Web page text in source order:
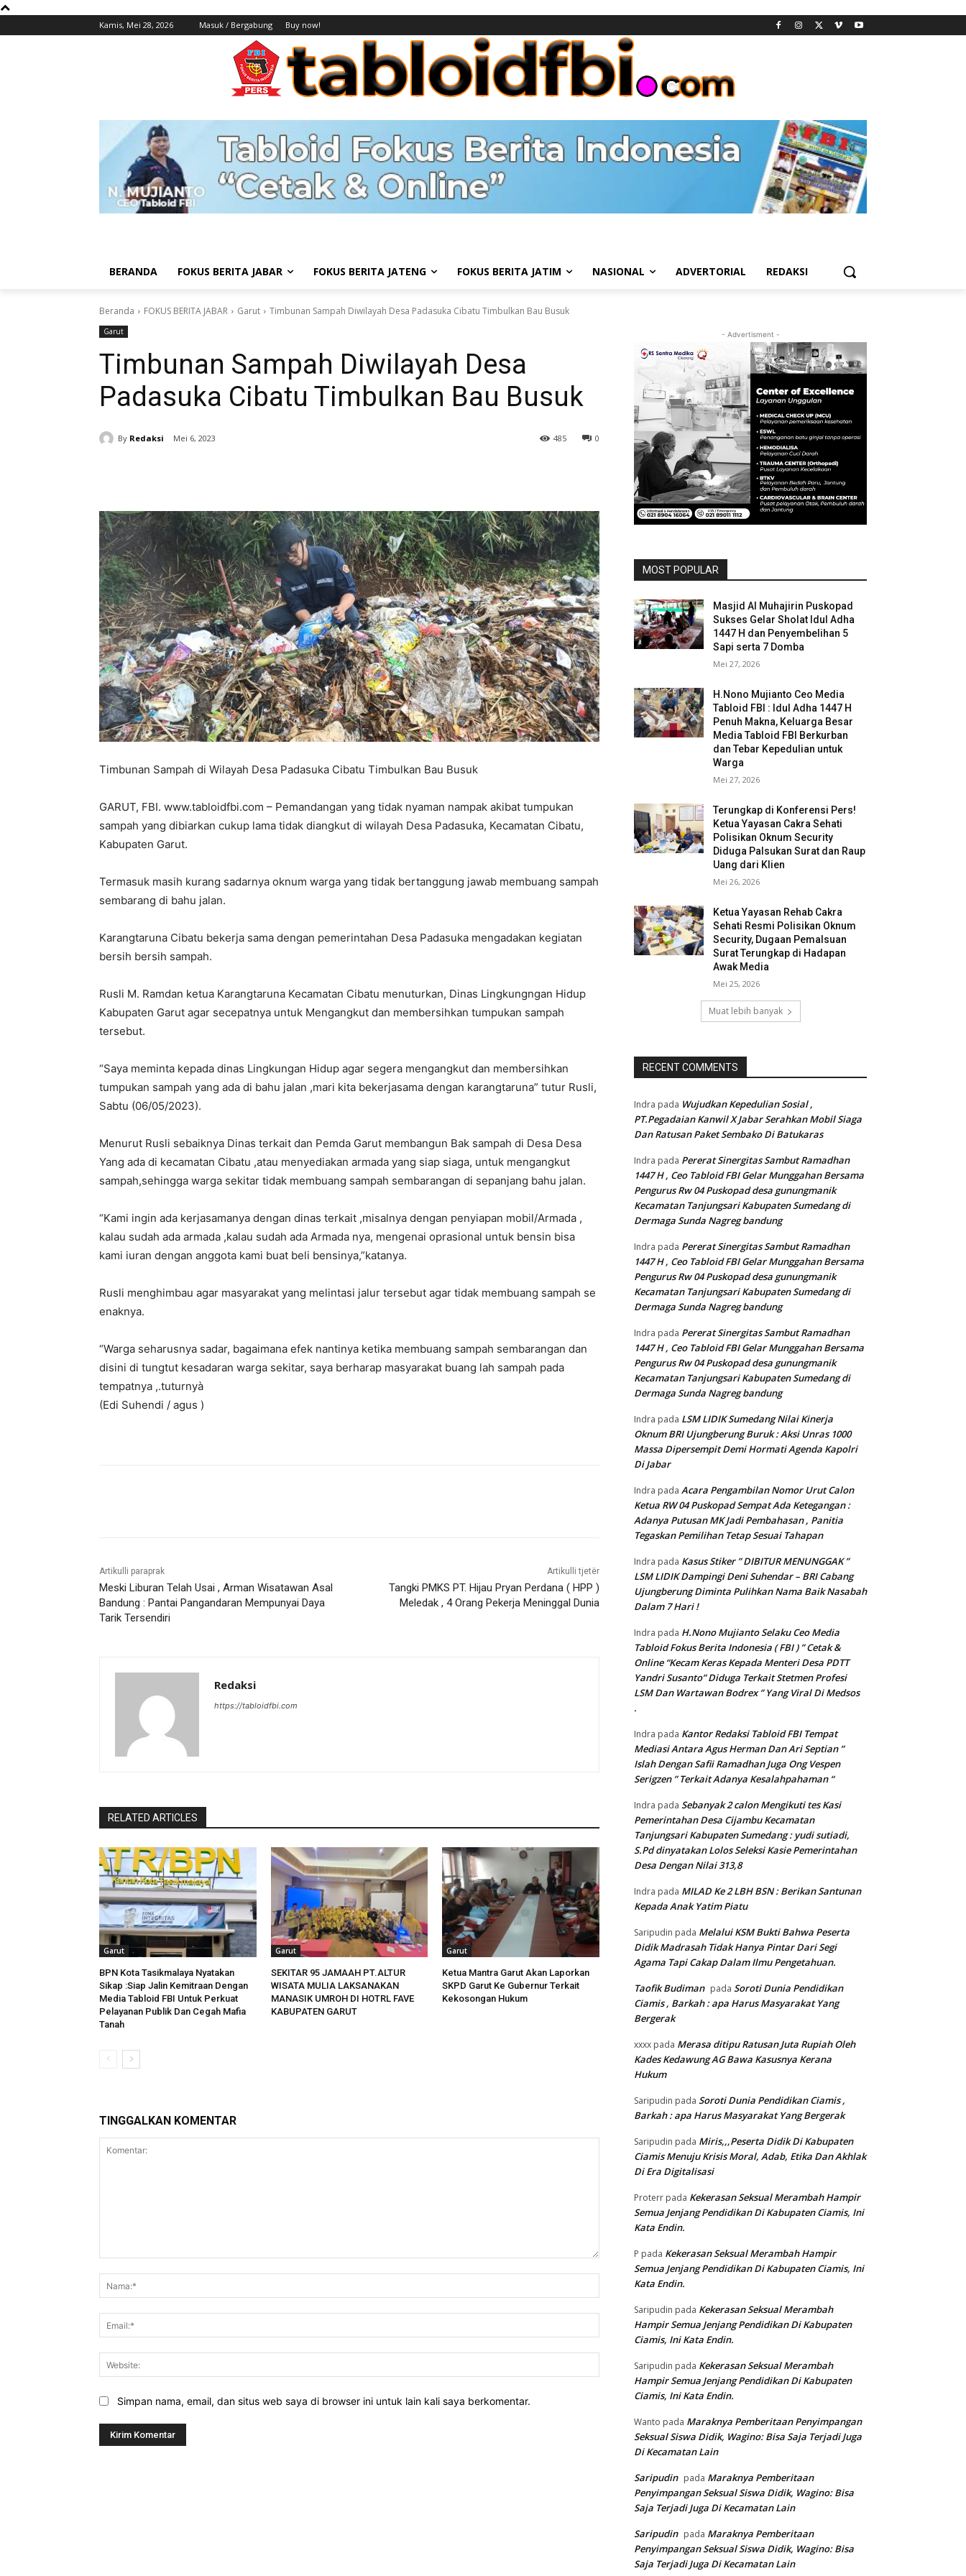
Kamis, Mei 28, 2026 Masuk / Bergabung Buy now!
BERANDA FOKUS BERITA JABAR FOKUS BERITA JATENG FOKUS BERITA JATIM NASIONAL ADVERTORIAL REDAKSI
Beranda FOKUS BERITA JABAR Garut Timbunan Sampah Diwilayah Desa Padasuka Cibatu Timbulkan Bau Busuk
Garut
Timbunan Sampah Diwilayah Desa
Padasuka Cibatu Timbulkan Bau Busuk
By Redaksi Mei 6, 2023 0
485
Timbunan Sampah di Wilayah Desa Padasuka Cibatu Timbulkan Bau Busuk
GARUT, FBI. www.tabloidfbi.com – Pemandangan yang tidak nyaman nampak akibat tumpukan
sampah yang dibiarkan cukup lama tidak diangkut di wilayah Desa Padasuka, Kecamatan Cibatu,
Kabupaten Garut.
Termasuk masih kurang sadarnya oknum warga yang tidak bertanggung jawab membuang sampah
sembarang di bahu jalan.
Karangtaruna Cibatu bekerja sama dengan pemerintahan Desa Padasuka mengadakan kegiatan
bersih bersih sampah.
Rusli M. Ramdan ketua Karangtaruna Kecamatan Cibatu menuturkan, Dinas Lingkungngan Hidup
Kabupaten Garut agar secepatnya untuk Mengangkut dan membersihkan tumpukan sampah
tersebut.
“Saya meminta kepada dinas Lingkungan Hidup agar segera mengangkut dan membersihkan
tumpukan sampah yang ada di bahu jalan ,mari kita bekerjasama dengan karangtaruna” tutur Rusli,
Sabtu (06/05/2023).
Menurut Rusli sebaiknya Dinas terkait dan Pemda Garut membangun Bak sampah di Desa Desa
Yang ada di kecamatan Cibatu ,atau menyediakan armada yang siap siaga, untuk mengangkut
sampah,sehingga warga sekitar tidak membuang sampah sembarangan di sepanjang bahu jalan.
“Kami ingin ada kerjasamanya dengan dinas terkait ,misalnya dengan penyiapan mobil/Armada ,
kalau sudah ada armada ,kalau sudah ada Armada nya, mengenai oprasional untuk bensin bisa
kami iuran dengan anggota kami buat beli bensinya,”katanya.
Rusli menghimbau agar masyarakat yang melintasi jalur tersebut agar tidak membuang sampah se
enaknya.
“Warga seharusnya sadar, bagaimana efek nantinya ketika membuang sampah sembarangan dan
disini di tungtut kesadaran warga sekitar, saya berharap masyarakat buang lah sampah pada
tempatnya ,.tuturnyà
(Edi Suhendi / agus )
Artikulli paraprak
Meski Liburan Telah Usai , Arman Wisatawan Asal
Bandung : Pantai Pangandaran Mempunyai Daya
Tarik Tersendiri
Artikulli tjetër
Tangki PMKS PT. Hijau Pryan Perdana ( HPP )
Meledak , 4 Orang Pekerja Meninggal Dunia
Redaksi
https://tabloidfbi.com
RELATED ARTICLES
Garut
BPN Kota Tasikmalaya Nyatakan
Sikap :Siap Jalin Kemitraan Dengan
Media Tabloid FBI Untuk Perkuat
Pelayanan Publik Dan Cegah Mafia
Tanah
Garut
SEKITAR 95 JAMAAH PT.ALTUR
WISATA MULIA LAKSANAKAN
MANASIK UMROH DI HOTRL FAVE
KABUPATEN GARUT
Garut
Ketua Mantra Garut Akan Laporkan
SKPD Garut Ke Gubernur Terkait
Kekosongan Hukum
TINGGALKAN KOMENTAR
Simpan nama, email, dan situs web saya di browser ini untuk lain kali saya berkomentar.
- Advertisment -
MOST POPULAR
Masjid Al Muhajirin Puskopad
Sukses Gelar Sholat Idul Adha
1447 H dan Penyembelihan 5
Sapi serta 7 Domba
Mei 27, 2026
H.Nono Mujianto Ceo Media
Tabloid FBI : Idul Adha 1447 H
Penuh Makna, Keluarga Besar
Media Tabloid FBI Berkurban
dan Tebar Kepedulian untuk
Warga
Mei 27, 2026
Terungkap di Konferensi Pers!
Ketua Yayasan Cakra Sehati
Polisikan Oknum Security
Diduga Palsukan Surat dan Raup
Uang dari Klien
Mei 26, 2026
Ketua Yayasan Rehab Cakra
Sehati Resmi Polisikan Oknum
Security, Dugaan Pemalsuan
Surat Terungkap di Hadapan
Awak Media
Mei 25, 2026
Muat lebih banyak
RECENT COMMENTS
Indra pada Wujudkan Kepedulian Sosial ,
PT.Pegadaian Kanwil X Jabar Serahkan Mobil Siaga
Dan Ratusan Paket Sembako Di Batukaras
Indra pada Pererat Sinergitas Sambut Ramadhan
1447 H , Ceo Tabloid FBI Gelar Munggahan Bersama
Pengurus Rw 04 Puskopad desa gunungmanik
Kecamatan Tanjungsari Kabupaten Sumedang di
Dermaga Sunda Nagreg bandung
Indra pada Pererat Sinergitas Sambut Ramadhan
1447 H , Ceo Tabloid FBI Gelar Munggahan Bersama
Pengurus Rw 04 Puskopad desa gunungmanik
Kecamatan Tanjungsari Kabupaten Sumedang di
Dermaga Sunda Nagreg bandung
Indra pada Pererat Sinergitas Sambut Ramadhan
1447 H , Ceo Tabloid FBI Gelar Munggahan Bersama
Pengurus Rw 04 Puskopad desa gunungmanik
Kecamatan Tanjungsari Kabupaten Sumedang di
Dermaga Sunda Nagreg bandung
Indra pada LSM LIDIK Sumedang Nilai Kinerja
Oknum BRI Ujungberung Buruk : Aksi Unras 1000
Massa Dipersempit Demi Hormati Agenda Kapolri
Di Jabar
Indra pada Acara Pengambilan Nomor Urut Calon
Ketua RW 04 Puskopad Sempat Ada Ketegangan :
Adanya Putusan MK Jadi Pembahasan , Panitia
Tegaskan Pemilihan Tetap Sesuai Tahapan
Indra pada Kasus Stiker ” DIBITUR MENUNGGAK ”
LSM LIDIK Dampingi Deni Suhendar – BRI Cabang
Ujungberung Diminta Pulihkan Nama Baik Nasabah
Dalam 7 Hari !
Indra pada H.Nono Mujianto Selaku Ceo Media
Tabloid Fokus Berita Indonesia ( FBI ) ” Cetak &
Online “Kecam Keras Kepada Menteri Desa PDTT
Yandri Susanto” Diduga Terkait Stetmen Profesi
LSM Dan Wartawan Bodrex ” Yang Viral Di Medsos
.
Indra pada Kantor Redaksi Tabloid FBI Tempat
Mediasi Antara Agus Herman Dan Ari Septian ”
Islah Dengan Safii Ramadhan Juga Ong Vespen
Serigzen ” Terkait Adanya Kesalahpahaman “
Indra pada Sebanyak 2 calon Mengikuti tes Kasi
Pemerintahan Desa Cijambu Kecamatan
Tanjungsari Kabupaten Sumedang : yudi sutiadi,
S.Pd dinyatakan Lolos Seleksi Kasie Pemerintahan
Desa Dengan Nilai 313,8
Indra pada MILAD Ke 2 LBH BSN : Berikan Santunan
Kepada Anak Yatim Piatu
Saripudin pada Melalui KSM Bukti Bahwa Peserta
Didik Madrasah Tidak Hanya Pintar Dari Segi
Agama Tapi Cakap Dalam Ilmu Pengetahuan.
Taofik Budiman pada Soroti Dunia Pendidikan
Ciamis , Barkah : apa Harus Masyarakat Yang
Bergerak
xxxx pada Merasa ditipu Ratusan Juta Rupiah Oleh
Kades Kedawung AG Bawa Kasusnya Kerana
Hukum
Saripudin pada Soroti Dunia Pendidikan Ciamis ,
Barkah : apa Harus Masyarakat Yang Bergerak
Saripudin pada Miris,,,Peserta Didik Di Kabupaten
Ciamis Menuju Krisis Moral, Adab, Etika Dan Akhlak
Di Era Digitalisasi
Proterr pada Kekerasan Seksual Merambah Hampir
Semua Jenjang Pendidikan Di Kabupaten Ciamis, Ini
Kata Endin.
P pada Kekerasan Seksual Merambah Hampir
Semua Jenjang Pendidikan Di Kabupaten Ciamis, Ini
Kata Endin.
Saripudin pada Kekerasan Seksual Merambah
Hampir Semua Jenjang Pendidikan Di Kabupaten
Ciamis, Ini Kata Endin.
Saripudin pada Kekerasan Seksual Merambah
Hampir Semua Jenjang Pendidikan Di Kabupaten
Ciamis, Ini Kata Endin.
Wanto pada Maraknya Pemberitaan Penyimpangan
Seksual Siswa Didik, Wagino: Bisa Saja Terjadi Juga
Di Kecamatan Lain
Saripudin pada Maraknya Pemberitaan
Penyimpangan Seksual Siswa Didik, Wagino: Bisa
Saja Terjadi Juga Di Kecamatan Lain
Saripudin pada Maraknya Pemberitaan
Penyimpangan Seksual Siswa Didik, Wagino: Bisa
Saja Terjadi Juga Di Kecamatan Lain